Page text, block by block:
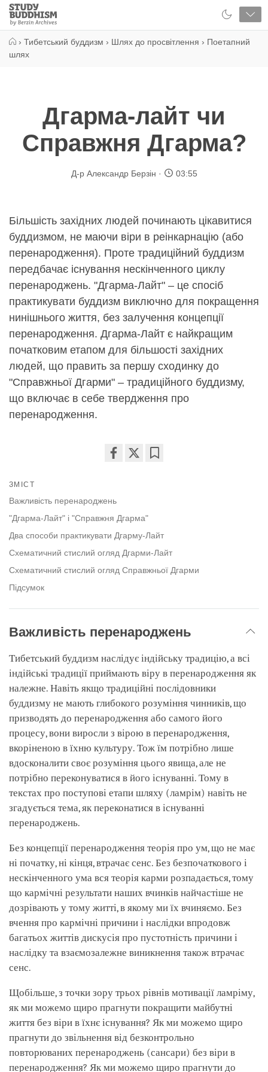
Close
Study
Buddhism
› Тибетський буддизм › Шлях до просвітлення › Поетапний
шлях
Дгарма-лайт чи
Справжня Дгарма?
Д-р Александр Берзін 03:55
Більшість західних людей починають цікавитися
буддизмом, не маючи віри в реінкарнацію (або
перенародження). Проте традиційний буддизм
передбачає існування нескінченного циклу
перенароджень. "Дгарма-Лайт" – це спосіб
практикувати буддизм виключно для покращення
нинішнього життя, без залучення концепції
перенародження. Дгарма-Лайт є найкращим
початковим етапом для більшості західних
людей, що править за першу сходинку до
"Справжньої Дгарми" – традиційного буддизму,
що включає в себе твердження про
перенародження.
ЗМІСТ
Важливість перенароджень
"Дгарма-Лайт" і "Справжня Дгарма"
Два способи практикувати Дгарму-Лайт
Схематичний стислий огляд Дгарми-Лайт
Схематичний стислий огляд Справжньої Дгарми
Підсумок
Важливість перенароджень
Тибетський буддизм наслідує індійську традицію, а всі
індійські традиції приймають віру в перенародження як
належне. Навіть якщо традиційні послідовники
буддизму не мають глибокого розуміння чинників, що
призводять до перенародження або самого його
процесу, вони виросли з вірою в перенародження,
вкоріненою в їхню культуру. Тож їм потрібно лише
вдосконалити своє розуміння цього явища, але не
потрібно переконуватися в його існуванні. Тому в
текстах про поступові етапи шляху (ламрім) навіть не
згадується тема, як переконатися в існуванні
перенароджень.
Без концепції перенародження теорія про ум, що не має
ні початку, ні кінця, втрачає сенс. Без безпочаткового і
нескінченного ума вся теорія карми розпадається, тому
що кармічні результати наших вчинків найчастіше не
дозрівають у тому житті, в якому ми їх вчиняємо. Без
вчення про кармічні причини і наслідки впродовж
багатьох життів дискусія про пустотність причини і
наслідку та взаємозалежне виникнення також втрачає
сенс.
Щобільше, з точки зору трьох рівнів мотивації ламріму,
як ми можемо щиро прагнути покращити майбутні
життя без віри в їхнє існування? Як ми можемо щиро
прагнути до звільнення від безконтрольно
повторюваних перенароджень (сансари) без віри в
перенародження? Як ми можемо щиро прагнути до